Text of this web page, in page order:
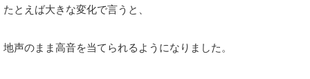
たとえば大きな変化で言うと、
地声のまま高音を当てられるようになりました。